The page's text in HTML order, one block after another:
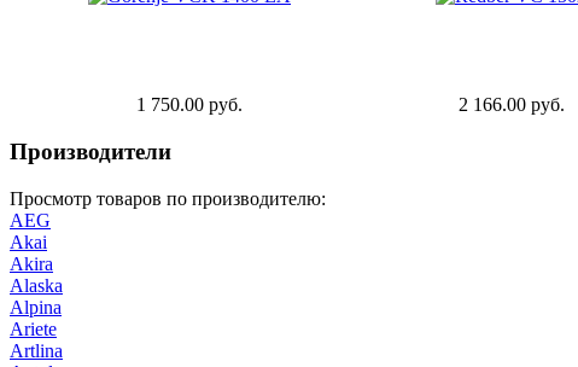
1 750.00 руб. 2 166.00 руб.
Производители
Просмотр товаров по производителю:
AEG
Akai
Akira
Alaska
Alpina
Ariete
Artlina